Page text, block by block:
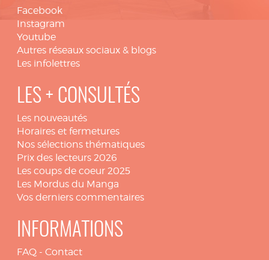
Facebook
Instagram
Youtube
Autres réseaux sociaux & blogs
Les infolettres
LES + CONSULTÉS
Les nouveautés
Horaires et fermetures
Nos sélections thématiques
Prix des lecteurs 2026
Les coups de coeur 2025
Les Mordus du Manga
Vos derniers commentaires
INFORMATIONS
FAQ - Contact